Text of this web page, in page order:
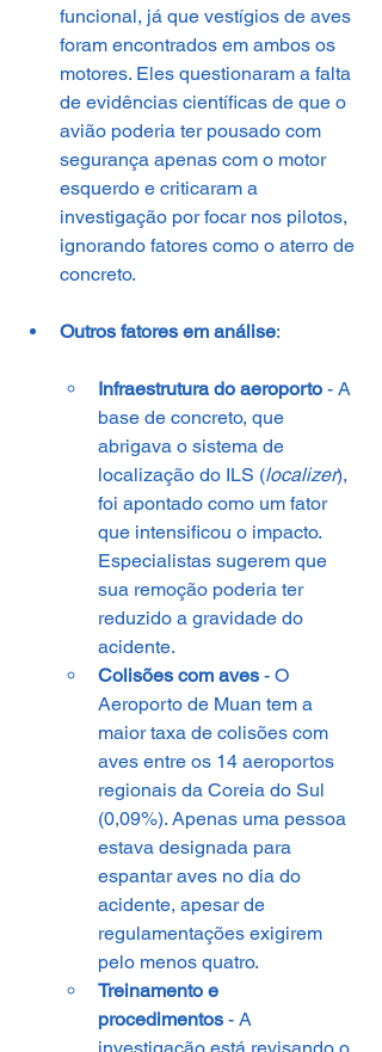
funcional, já que vestígios de aves
foram encontrados em ambos os
motores. Eles questionaram a falta
de evidências científicas de que o
avião poderia ter pousado com
segurança apenas com o motor
esquerdo e criticaram a
investigação por focar nos pilotos,
ignorando fatores como o aterro de
concreto.
Outros fatores em análise:
Infraestrutura do aeroporto - A
base de concreto, que
abrigava o sistema de
localização do ILS (localizer),
foi apontado como um fator
que intensificou o impacto.
Especialistas sugerem que
sua remoção poderia ter
reduzido a gravidade do
acidente.
Colisões com aves - O
Aeroporto de Muan tem a
maior taxa de colisões com
aves entre os 14 aeroportos
regionais da Coreia do Sul
(0,09%). Apenas uma pessoa
estava designada para
espantar aves no dia do
acidente, apesar de
regulamentações exigirem
pelo menos quatro.
Treinamento e
procedimentos - A
investigação está revisando o